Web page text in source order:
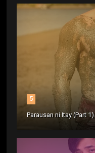
5
Parausan ni Itay (Part 1)